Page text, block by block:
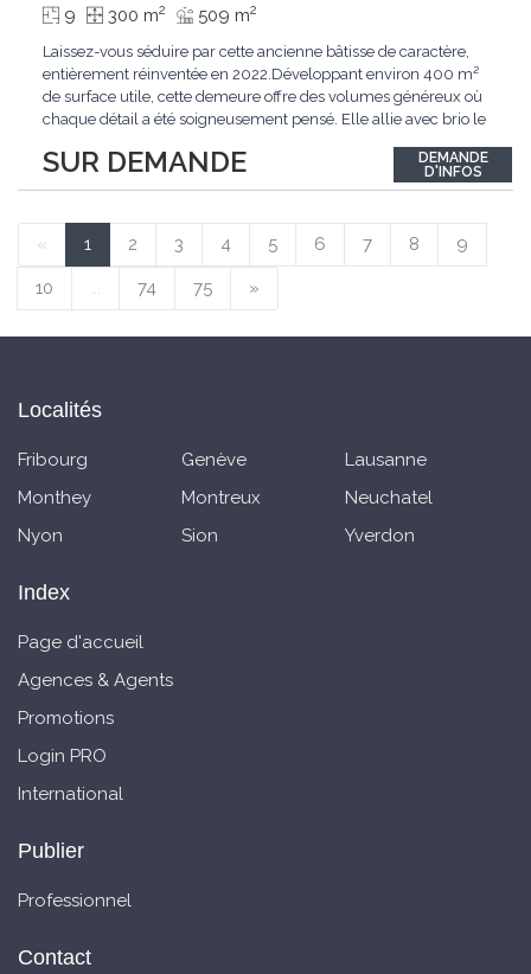
SUR DEMANDE
9 300 m2 509 m2
Laissez-vous séduire par cette ancienne bâtisse de caractère,
entièrement réinventée en 2022.Développant environ 400 m²
de surface utile, cette demeure offre des volumes généreux où
chaque détail a été soigneusement pensé. Elle allie avec brio le
contemporaines. Sa distribution harmonieuse et fonctionnelle a
été conçue pour répondre...
DEMANDE
D'INFOS
« 1 2 3 4 5 6 7 8 9
10 ... 74 75 »
Localités
Fribourg Genève
Lausanne
Monthey
Montreux
Neuchatel
Nyon
Sion Yverdon
Index
Page d'accueil
Agences & Agents
Promotions
Login PRO
International
Publier
Professionnel
Contact